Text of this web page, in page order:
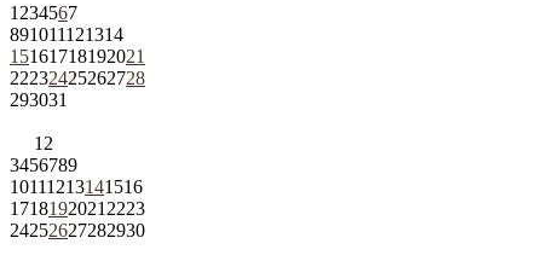
1 234567
891011121314
15161718192021
22232425262728
293031
1 2
3456789
10111213141516
1718192021 2223
24252627282930